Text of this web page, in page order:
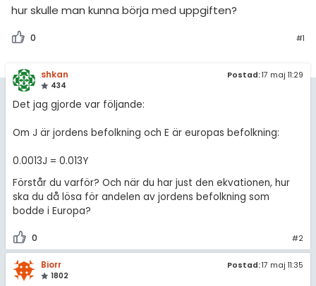
hur skulle man kunna börja med uppgiften?
0 #1
shkan
434
Postad:17 maj 11:29
Det jag gjorde var följande:
Om J är jordens befolkning och E är europas befolkning:
0.0013J = 0.013Y
Förstår du varför? Och när du har just den ekvationen, hur
ska du då lösa för andelen av jordens befolkning som
bodde i Europa?
0 #2
Biorr
1802
Postad:17 maj 11:35
Livehjälpen
2 inloggade
Allmänna villkor
Cookie-inställningar
(mattedelen)
diskussioner
diskussioner